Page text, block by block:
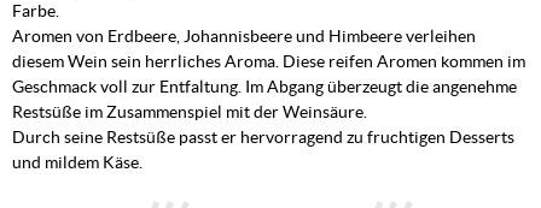
Farbe.
Aromen von Erdbeere, Johannisbeere und Himbeere verleihen
diesem Wein sein herrliches Aroma. Diese reifen Aromen kommen im
Geschmack voll zur Entfaltung. Im Abgang überzeugt die angenehme
Restsüße im Zusammenspiel mit der Weinsäure.
Durch seine Restsüße passt er hervorragend zu fruchtigen Desserts
und mildem Käse.